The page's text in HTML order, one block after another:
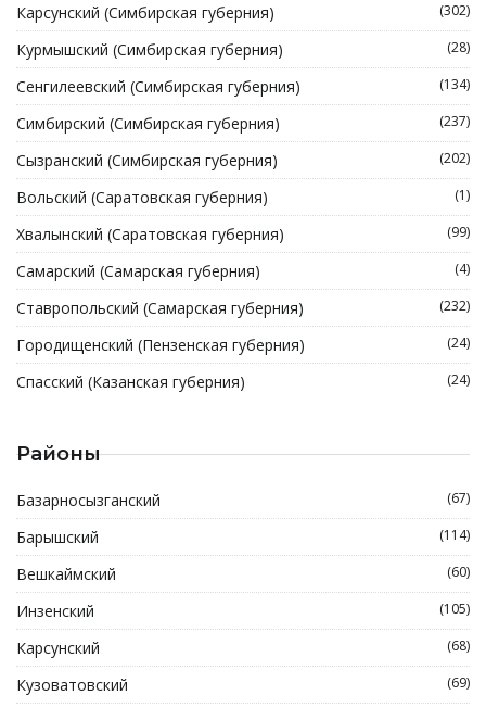
Карсунский (Симбирская губерния) (302)
Курмышский (Симбирская губерния) (28)
Сенгилеевский (Симбирская губерния) (134)
Симбирский (Симбирская губерния) (237)
Сызранский (Симбирская губерния) (202)
Вольский (Саратовская губерния) (1)
Хвалынский (Саратовская губерния) (99)
Самарский (Самарская губерния) (4)
Ставропольский (Самарская губерния) (232)
Городищенский (Пензенская губерния) (24)
Спасский (Казанская губерния) (24)
Районы
Базарносызганский (67)
Барышский (114)
Вешкаймский (60)
Инзенский (105)
Карсунский (68)
Кузоватовский (69)